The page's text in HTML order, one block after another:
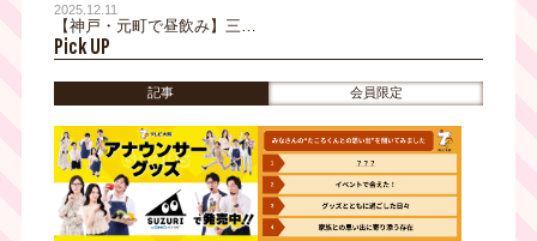
2025.12.11
【神戸・元町で昼飲み】三田
村邦彦が驚いた！南京町のハ
ンバーガー専門店で味わう激
うまビール｜おとな旅後追い
Pick UP
記事 会員限定